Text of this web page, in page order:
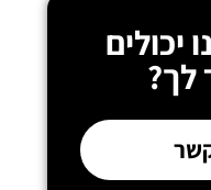
יכולים
לך?